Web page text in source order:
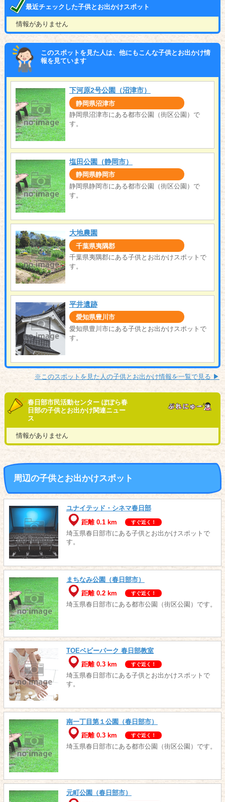
最近チェックした子供とお出かけスポット
情報がありません
このスポットを見た人は、他にもこんな子供とお出かけ情
報を見ています
下河原2号公園（沼津市）
静岡県沼津市
静岡県沼津市にある都市公園（街区公園）で
す。
塩田公園（静岡市）
静岡県静岡市
静岡県静岡市にある都市公園（街区公園）で
す。
大地農園
千葉県夷隅郡
千葉県夷隅郡にある子供とお出かけスポットで
す。
平井遺跡
愛知県豊川市
愛知県豊川市にある子供とお出かけスポットで
す。
※このスポットを見た人の子供とお出かけ情報を一覧で見る ▶︎
春日部市民活動センター ぽぽら春
日部の子供とお出かけ関連ニュー
ス
情報がありません
周辺の子供とお出かけスポット
ユナイテッド・シネマ春日部
距離 0.1 km
すぐ近く！
埼玉県春日部市にある子供とお出かけスポットで
す。
まちなみ公園（春日部市）
距離 0.2 km
すぐ近く！
埼玉県春日部市にある都市公園（街区公園）です。
TOEベビーパーク 春日部教室
距離 0.3 km
すぐ近く！
埼玉県春日部市にある子供とお出かけスポットで
す。
南一丁目第１公園（春日部市）
距離 0.3 km
すぐ近く！
埼玉県春日部市にある都市公園（街区公園）です。
元町公園（春日部市）